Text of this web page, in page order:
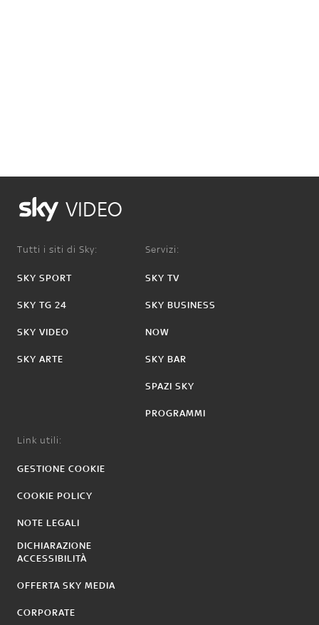
VIDEO
Tutti i siti di Sky:
SKY SPORT
SKY TG 24
SKY VIDEO
SKY ARTE
Servizi:
SKY TV
SKY BUSINESS
NOW
SKY BAR
SPAZI SKY
PROGRAMMI
Link utili:
GESTIONE COOKIE
COOKIE POLICY
NOTE LEGALI
DICHIARAZIONE
ACCESSIBILITÀ
OFFERTA SKY MEDIA
CORPORATE